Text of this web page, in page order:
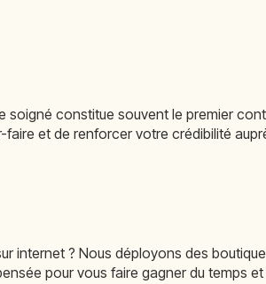
soigné constitue souvent le premier
et de renforcer votre crédibilité
internet ? Nous déployons des
pour vous faire gagner du temps